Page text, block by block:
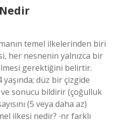
temel ilkelerinden biri
her nesnenin yalnızca bir
gerektiğini belirtir.
düz bir çizgide
sonucu bildirir (çoğulluk
(5 veya daha az)
ilkesi nedir? ∙nr farklı